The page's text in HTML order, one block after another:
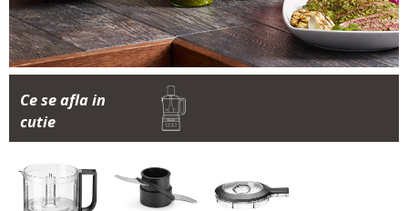
Ce se afla in
cutie